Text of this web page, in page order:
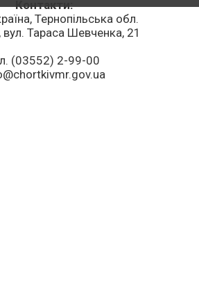
Контакти:
Тернопільська обл.
вул. Тараса Шевченка, 21
(03552) 2-99-00